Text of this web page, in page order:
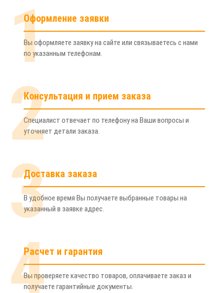
1
Оформление заявки
Вы оформляете заявку на сайте или связываетесь с нами
по указанным телефонам.
2
Консультация и прием заказа
Специалист отвечает по телефону на Ваши вопросы и
уточняет детали заказа.
3
Доставка заказа
В удобное время Вы получаете выбранные товары на
указанный в заявке адрес.
4
Расчет и гарантия
Вы проверяете качество товаров, оплачиваете заказ и
получаете гарантийные документы.